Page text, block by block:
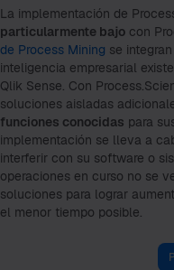
La implementación de
particularmente bajo con
de Process Mining se
inteligencia empresarial
Qlik Sense. Con
soluciones aisladas
funciones conocidas para
implementación se lleva a
interferir con su software o
operaciones en curso no se
soluciones para lograr
el menor tiempo posible.